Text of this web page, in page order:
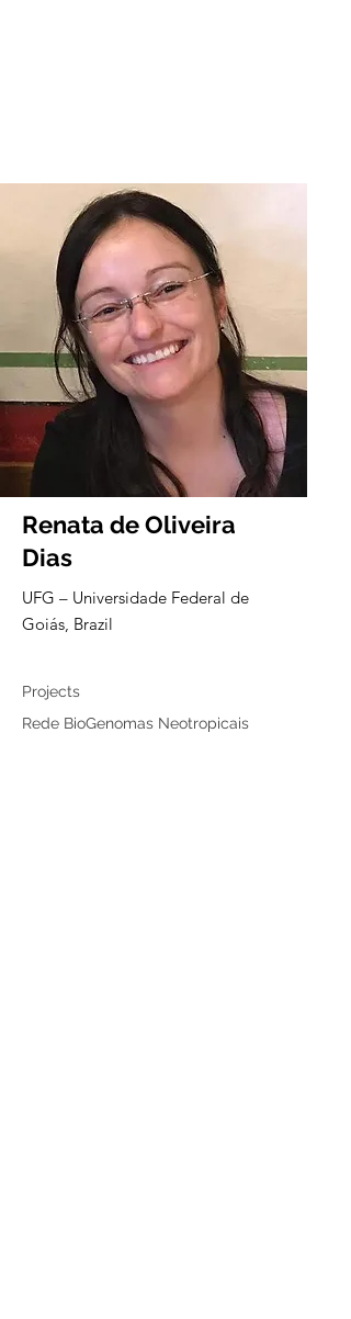
Renata de Oliveira
Dias
UFG – Universidade Federal de
Goiás, Brazil
Projects
Rede BioGenomas Neotropicais